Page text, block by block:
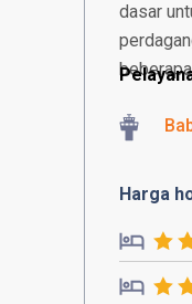
dasar
Harga